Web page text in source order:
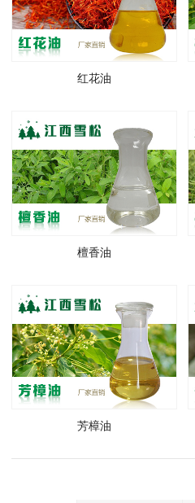
红花油
檀香油
芳樟油